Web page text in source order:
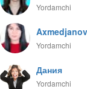
Yordamchi
Yordamchi
Дания
Yordamchi